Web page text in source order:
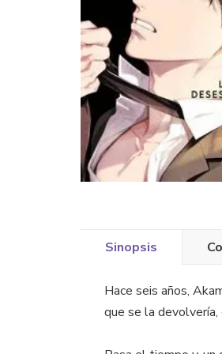
Sinopsis
Hace seis años,
que se la devolvería,